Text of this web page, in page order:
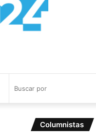
Columnistas